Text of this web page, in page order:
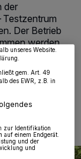
der
Der Betrieb
werden.
und Anzeigen
Menü jederzeit
Einwilligung zu
am unteren
unseres Website.
gem. Art. 49
des EWR, z.B. in
zur Identifikation
einem Endgerät.
und der
und